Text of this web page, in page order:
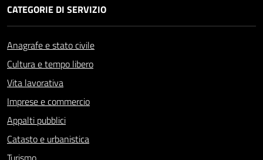
CATEGORIE DI SERVIZIO
Anagrafe e stato civile
Cultura e tempo libero
Vita lavorativa
Imprese e commercio
Appalti pubblici
Catasto e urbanistica